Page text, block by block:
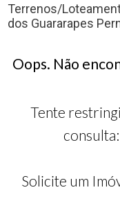
Terrenos/
dos Guararapes
Oops. Não
Tente
consulta:
Solicite um